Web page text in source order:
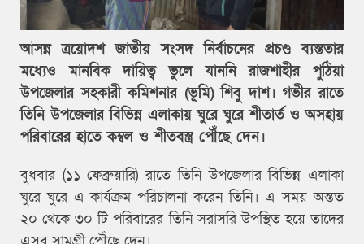
আসন্ন ত্রয়োদশ জাতীয় সংসদ নির্বাচনের প্রচণ্ড ব্যস্ততার
মধ্যেও মানবিক দায়িত্ব ভুলে যাননি রাজশাহীর পুঠিয়া
উপজেলার সহকারী কমিশনার (ভূমি) শিবু দাশ। গভীর রাতে
তিনি উপজেলার বিভিন্ন এলাকায় ঘুরে ঘুরে শীতার্ত ও অসহায়
পরিবারের হাতে কম্বল ও শীতবস্ত্র পৌঁছে দেন।
বুধবার (১১ ফেব্রুয়ারি) রাতে তিনি উপজেলার বিভিন্ন এলাকা
ঘুরে ঘুরে এ কার্যক্রম পরিচালনা করেন তিনি। এ সময় অন্তত
২০ থেকে ৩০ টি পরিবারের তিনি সরাসরি উপস্থিত হয়ে তাদের